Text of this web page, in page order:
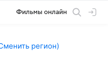
Фильмы онлайн
регион)